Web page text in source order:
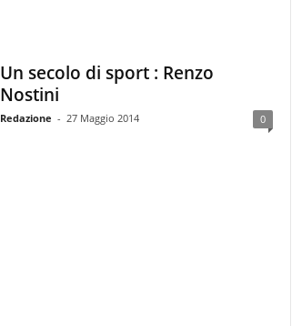
Un secolo di sport : Renzo
Nostini
Redazione - 27 Maggio 2014 0